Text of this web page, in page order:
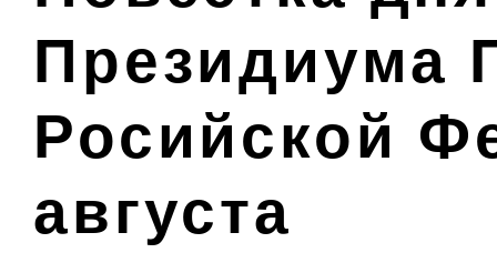
Президиума
Росийской
августа